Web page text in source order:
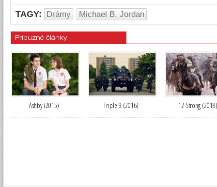
TAGY: Drámy Michael B. Jordan
Príbuzné články
Ashby (2015) Triple 9 (2016) 12 Strong (2018)